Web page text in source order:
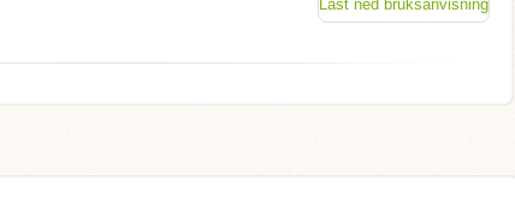
Last ned bruksanvisning